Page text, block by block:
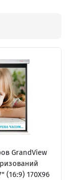
GrandView
(16:9) 170X96